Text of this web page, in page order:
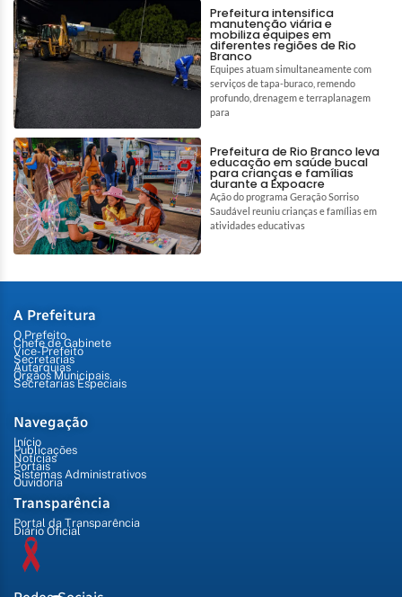
Prefeitura intensifica
manutenção viária e
mobiliza equipes em
diferentes regiões de Rio
Branco
Equipes atuam simultaneamente com
serviços de tapa-buraco, remendo
profundo, drenagem e terraplanagem
para
Prefeitura de Rio Branco leva
educação em saúde bucal
para crianças e famílias
durante a Expoacre
Ação do programa Geração Sorriso
Saudável reuniu crianças e famílias em
atividades educativas
A Prefeitura
O Prefeito
Chefe de Gabinete
Vice-Prefeito
Secretarias
Autarquias
Órgãos Municipais
Secretarias Especiais
Navegação
Início
Publicações
Notícias
Portais
Sistemas Administrativos
Ouvidoria
Transparência
Portal da Transparência
Diário Oficial